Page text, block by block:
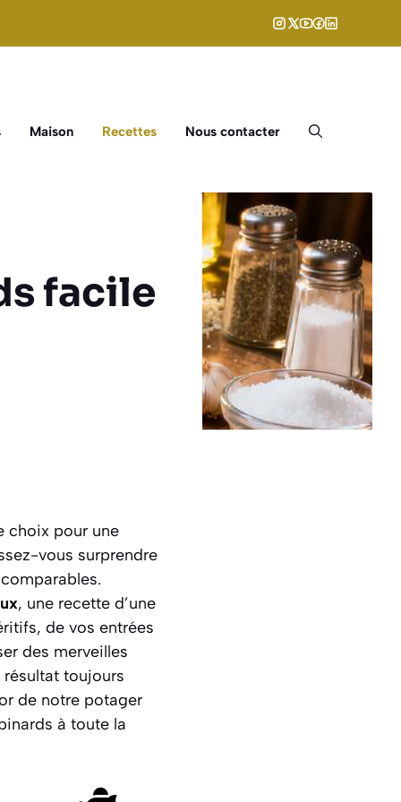
Maison Recettes Nous contacter
facile
choix pour une
vous surprendre
, une recette d’une
de vos entrées
des merveilles
toujours
de notre potager
à toute la